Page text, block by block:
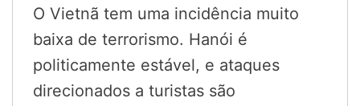
O Vietnã tem uma incidência muito
baixa de terrorismo. Hanói é
politicamente estável, e ataques
direcionados a turistas são